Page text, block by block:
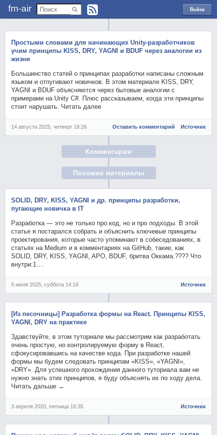
fm-air
Войти
через
Простыми словами для начинающих Unity-разработчиков
учим принципы KISS, DRY, YAGNI и BDUF через аналогии из
жизни
Большинство статей о принципах разработки написаны сложным
языком и отпугивают новичков. В этом материале KISS, DRY,
YAGNI и BDUF объясняются через бытовые аналогии с
примерами на Unity C#. Плюс рассказываем, когда эти принципы
стоит нарушать. Читать далее
14 августа 2025, четверг 18:26 Оставить комментарий Источник
Комментарии
Похожие материалы
SOLID, DRY, KISS, YAGNI и др. принципы разработки,
пугающие новичка в IT
Разработка — это не только про код, но и про подходы. В этой
статье я постарался собрать и объяснить ключевые принципы
проектирования, которые часто упоминают в собеседованиях, в
статьях на Medium и в комментариях на GitHub, такие, как
SOLID, DRY, KISS, YAGNI, APO, BDUF, бритва Оккама.???? Что
внутри:1.…
5 июля 2025, суббота 14:16 Источник
[Из песочницы] Разработка формы на React. Принципы KISS,
YAGNI, DRY на практике
Здавствуйте, в этом туториале мы рассмотрим как разработать
очень простую, но контролируемую форму в React,
сфокусировавшись на качестве кода. При разработке нашей
формы мы будем следовать принципам «KISS», «YAGNI»,
«DRY». Для успешного прохождения данного туториала вам не
нужно знать этих принципов, я буду объяснять их по ходу дела.
Читать дальше →
3 апреля 2020, пятница 16:35 Источник